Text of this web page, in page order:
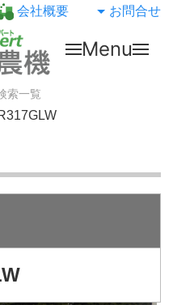
会社概要 お問合せ
Menu
索一覧